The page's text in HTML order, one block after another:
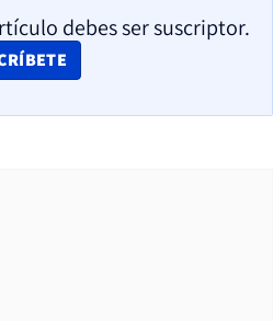
debes ser suscriptor.
IN NEW WINDOW